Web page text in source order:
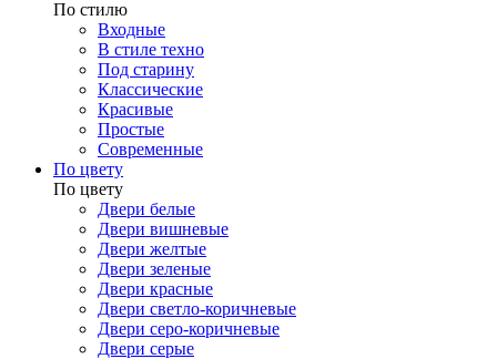
По стилю
Входные
В стиле техно
Под старину
Классические
Красивые
Простые
Современные
По цвету
По цвету
Двери белые
Двери вишневые
Двери желтые
Двери зеленые
Двери красные
Двери светло-коричневые
Двери серо-коричневые
Двери серые